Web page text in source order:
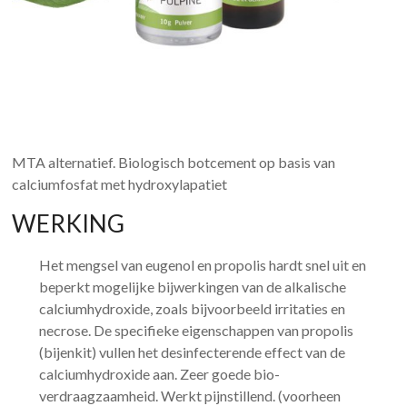
MTA alternatief. Biologisch botcement op basis van
calciumfosfat met hydroxylapatiet
WERKING
Het mengsel van eugenol en propolis hardt snel uit en
beperkt mogelijke bijwerkingen van de alkalische
calciumhydroxide, zoals bijvoorbeeld irritaties en
necrose. De specifieke eigenschappen van propolis
(bijenkit) vullen het desinfecterende effect van de
calciumhydroxide aan. Zeer goede bio-
verdraagzaamheid. Werkt pijnstillend. (voorheen